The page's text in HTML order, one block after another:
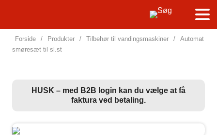
Forside / Produkter / Tilbehør til vandingsmaskiner /
Automat
smøresæt til sl.st
HUSK – med B2B login kan du vælge at få
faktura ved betaling.